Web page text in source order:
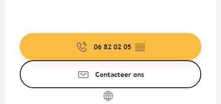
06 82 02 05 ▒▒
Contacteer ons